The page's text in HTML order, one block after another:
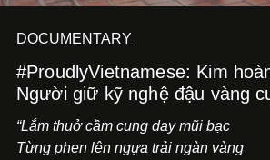
DOCUMENTARY
#ProudlyVietnamese: Kim
Người giữ kỹ nghệ đậu vàng
“Lắm thuở cầm cung day mũi bạc
Từng phen lên ngựa trải ngàn vàng